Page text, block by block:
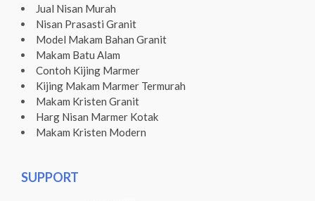
Jual Nisan Murah
Nisan Prasasti Granit
Model Makam Bahan Granit
Makam Batu Alam
Contoh Kijing Marmer
Kijing Makam Marmer Termurah
Makam Kristen Granit
Harg Nisan Marmer Kotak
Makam Kristen Modern
SUPPORT